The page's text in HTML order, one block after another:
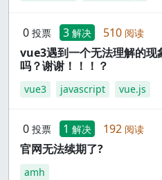
0 投票 3 解决 510 阅读
vue3遇到一个无法理解的现
吗？谢谢！！！？
vue3 javascript vue.js
0 投票 1 解决 192 阅读
官网无法续期了?
amh